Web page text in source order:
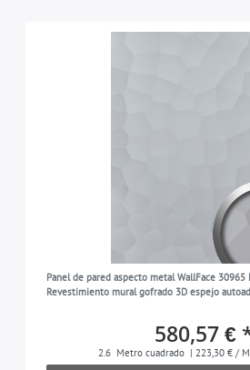
Panel de pared aspecto metal WallFace 30965
Revestimiento mural gofrado 3D espejo
580,57 €
2.6 Metro cuadrado | 223,30 € /